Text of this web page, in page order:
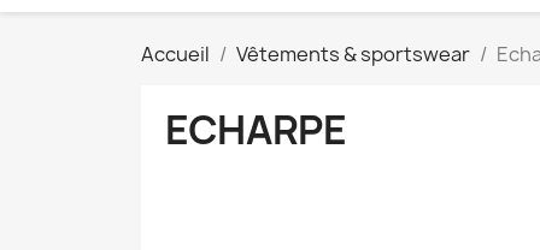
Accueil Vêtements & sportswear
ECHARPE